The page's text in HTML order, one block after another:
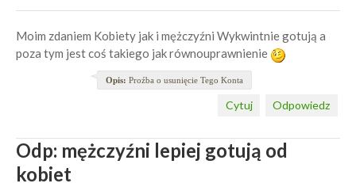
Moim zdaniem Kobiety jak i mężczyźni Wykwintnie gotują a
poza tym jest coś takiego jak równouprawnienie
Opis: Proźba o usunięcie Tego Konta
Odpowiedz
Cytuj
Odp: mężczyźni lepiej gotują od
kobiet